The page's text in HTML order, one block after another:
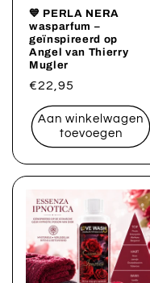
💙 PERLA NERA
wasparfum –
geïnspireerd op
Angel van Thierry
Mugler
Normale
prijs
€22,95
Aan winkelwagen
toevoegen